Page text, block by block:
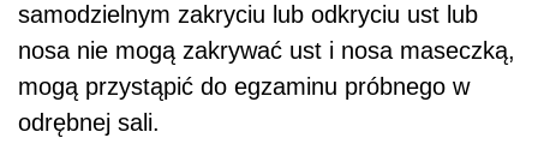
samodzielnym zakryciu lub odkryciu ust lub
nosa nie mogą zakrywać ust i nosa maseczką,
mogą przystąpić do egzaminu próbnego w
odrębnej sali.